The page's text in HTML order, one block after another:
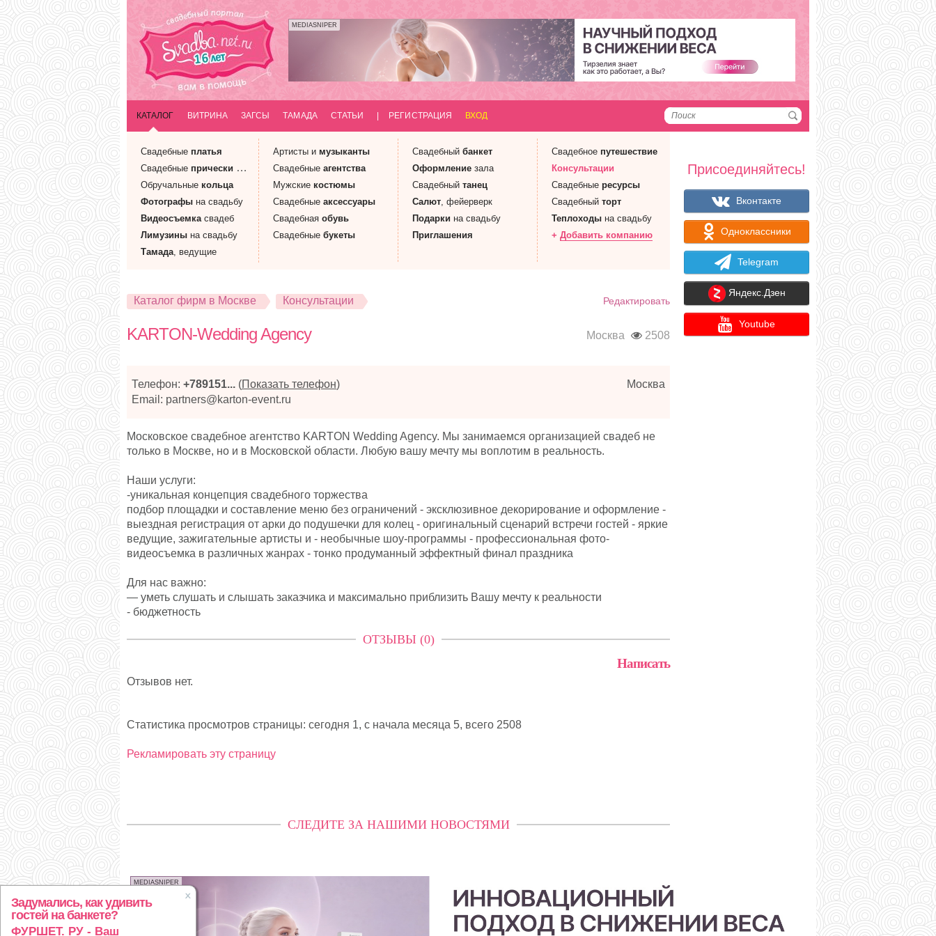
MEDIASNIPER
КАТАЛОГ ВИТРИНА ЗАГСЫ ТАМАДА СТАТЬИ РЕГИСТРАЦИЯ ВХОД
Свадебные платья
Свадебные прически
Обручальные кольца
Фотографы на свадьбу
Видеосъемкасвадеб
Лимузины на свадьбу
Тамада, ведущие
Артисты и музыканты
Свадебные агентства
Мужские костюмы
Свадебные аксессуары
Свадебная обувь
Свадебные букеты
Свадебный банкет
Оформление зала
Свадебный танец
Салют, фейерверк
Подарки на свадьбу
Приглашения
Свадебное путешествие
Консультации
Свадебные ресурсы
Свадебный торт
Теплоходы на свадьбу
+ Добавить компанию
Редактировать
Каталог фирм в Москве Консультации
Москва 2508
KARTON-Wedding Agency
Телефон: +789151... (Показать телефон)
Email: partners@karton-event.ru
Москва
Московское свадебное агентство KARTON Wedding Agency. Мы занимаемся организацией свадеб не
только в Москве, но и в Московской области. Любую вашу мечту мы воплотим в реальность.
Наши услуги:
-уникальная концепция свадебного торжества
подбор площадки и составление меню без ограничений - эксклюзивное декорирование и оформление -
выездная регистрация от арки до подушечки для колец - оригинальный сценарий встречи гостей - яркие
ведущие, зажигательные артисты и - необычные шоу-программы - профессиональная фото-
видеосъемка в различных жанрах - тонко продуманный эффектный финал праздника
Для нас важно:
— уметь слушать и слышать заказчика и максимально приблизить Вашу мечту к реальности
- бюджетность
ОТЗЫВЫ (0)
Написать
Отзывов нет.
Статистика просмотров страницы: сегодня 1, с начала месяца 5, всего 2508
Рекламировать эту страницу
Задумались, как удивить
гостей на банкете?
ФУРШЕТ. РУ - Ваш
СЛЕДИТЕ ЗА НАШИМИ НОВОСТЯМИ
Присоединяйтесь!
Вконтакте
Одноклассники
Telegram
Яндекс.Дзен
Youtube
MEDIASNIPER